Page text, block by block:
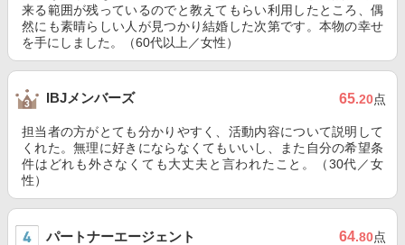
来る範囲が残っているのでと教えてもらい利用したところ、偶
然にも素晴らしい人が見つかり結婚した次第です。本物の幸せ
を手にしました。（60代以上／女性）
IBJメンバーズ 65.20点
担当者の方がとても分かりやすく、活動内容について説明して
くれた。無理に好きにならなくてもいいし、また自分の希望条
件はどれも外さなくても大丈夫と言われたこと。（30代／女
性）
パートナーエージェント 64.80点